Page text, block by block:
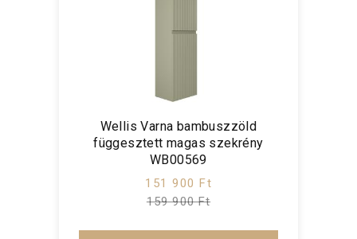
Wellis Varna bambuszzöld
függesztett magas szekrény
WB00569
151 900 Ft
159 900 Ft